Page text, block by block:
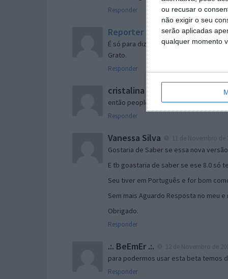
ou recusar o
não exigir o seu
serão aplicadas
qualquer momento
Responder
Reporter 7 de Novembro de 2005 às
É só para dizer que ainda não me
Grato.
Responder
cristalina 11 de Novembro de 2005
então people
Responder
Vanessa Silva
Gostaria de Saber se essa nova
E tb goastaria de saber se ese 8.0 só
Seu tiver em Português e for bom
Sem mais Aguardo Resposta no meu e
Obrigado.
Responder
.:. BeEmEr .:.
para podermos usar esta beta temos
Responder